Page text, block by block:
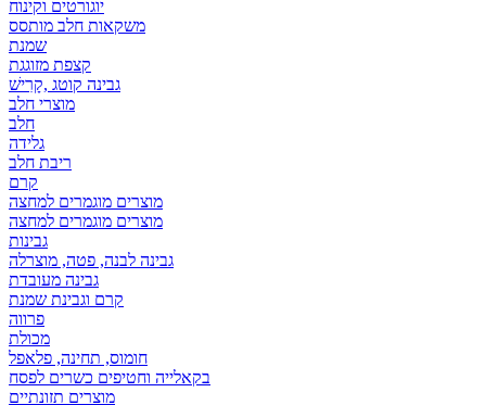
יוגורטים וקינוח
משקאות חלב מותסס
שמנת
קצפת מזוגגת
גבינה קוטג ,קָרִישׁ
מוצרי חלב
חלב
גלידה
ריבת חלב
קרם
מוצרים מוגמרים למחצה
מוצרים מוגמרים למחצה
גבינות
גבינה לבנה, פטה, מוצרלה
גבינה מעובדת
קרם וגבינת שמנת
פרווה
מכולת
חומוס, תחינה, פלאפל
בקאלייה וחטיפים כשרים לפסח
מוצרים תזונתיים